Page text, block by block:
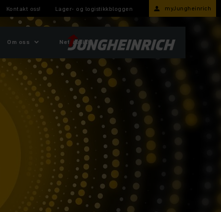
Kontakt oss! Lager- og logistikkbloggen myJungheinrich
Om oss Nettbutikk